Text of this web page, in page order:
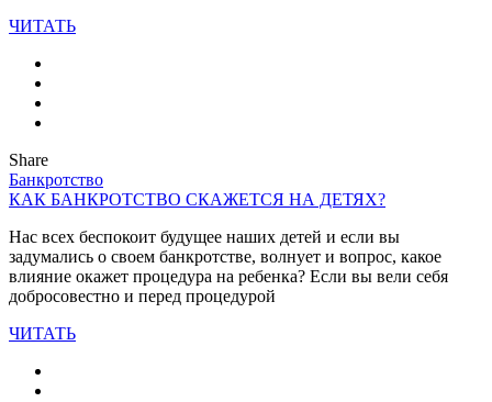
ЧИТАТЬ
Share
Банкротство
КАК БАНКРОТСТВО СКАЖЕТСЯ НА ДЕТЯХ?
Нас всех беспокоит будущее наших детей и если вы
задумались о своем банкротстве, волнует и вопрос, какое
влияние окажет процедура на ребенка? Если вы вели себя
добросовестно и перед процедурой
ЧИТАТЬ